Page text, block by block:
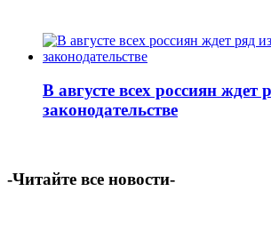
В августе всех россиян ждет
законодательстве
-Читайте все новости-